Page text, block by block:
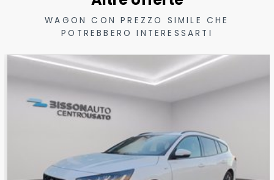
WAGON CON PREZZO SIMILE CHE
POTREBBERO INTERESSARTI